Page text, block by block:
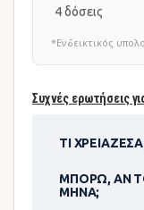
Συχνές ερωτήσεις
ΤΙ
ΜΠΟΡΏ, ΑΝ
ΜΉΝΑ;
4 δόσεις
*Ενδεικτικός